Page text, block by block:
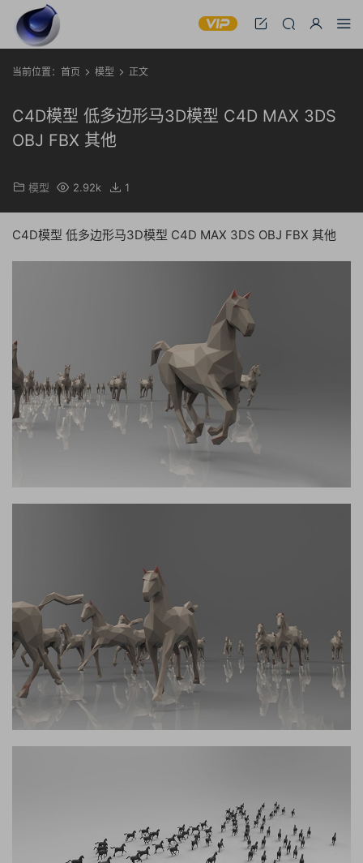
当前位置： 首页 模型 正文
C4D模型 低多边形马3D模型 C4D MAX 3DS
OBJ FBX 其他
模型 2.92k 1
C4D模型 低多边形马3D模型 C4D MAX 3DS OBJ FBX 其他